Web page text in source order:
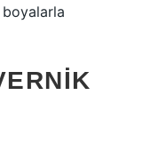
boyalarla